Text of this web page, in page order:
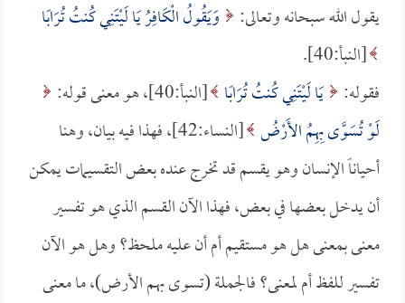
يقول الله سبحانه وتعالى:
وَيَقُولُ الْكَافِرُ يَا لَيْتَنِي كُنتُ تُرَابًا
[النبأ:40].
فقوله: يَا لَيْتَنِي كُنتُ تُرَابًا [النبأ:40]، هو معنى قوله:
لَوْ تُسَوَّى بِهِمُ الأَرْضُ
[النساء:42]، فهذا فيه بيان، وهنا
أحياناً الإنسان وهو يقسم قد تخرج عنده بعض التقسيمات يمكن
أن يدخل بعضها في بعض، فهذا الآن القسم الذي هو تفسير
معنى بمعنى هل هو مستقيم أم أن عليه ملحظ؟ وهل هو الآن
تفسير للفظ أم لمعنى؟ فالجملة (تسوى بهم الأرض)، ما معنى